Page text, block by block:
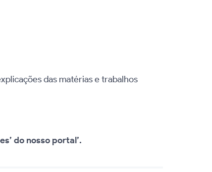
das matérias e trabalhos
do nosso portal’.